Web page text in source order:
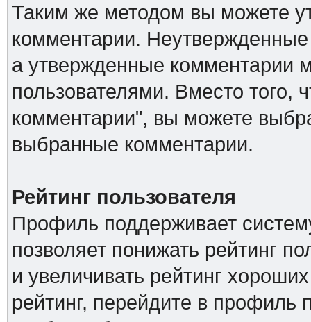
Таким же методом вы можете
комментарии.
а утвержденные комментарии
пользователями. Вместо
комментарии", вы можете
выбранные комментарии.
Рейтинг пользователя
Профиль поддерживает
позволяет понижать рейтинг
и увеличивать рейтинг
рейтинг, перейдите в профиль